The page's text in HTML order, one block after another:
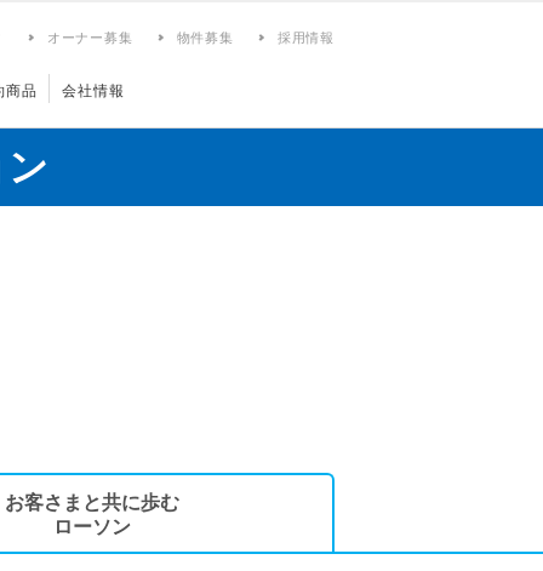
オーナー募集 物件募集 採用情報
商品 会社情報
お客さまと共に歩む
ローソン